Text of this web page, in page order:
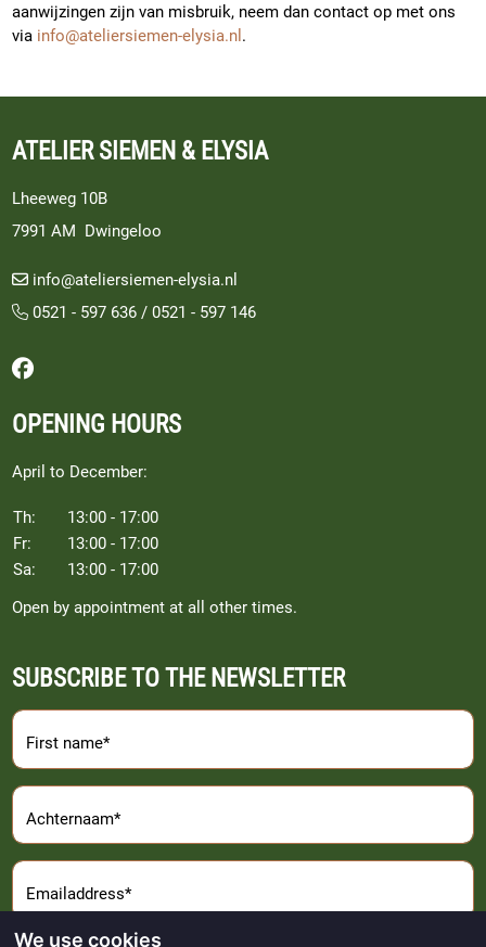
We use cookies
aanwijzingen zijn van misbruik, neem dan contact op met ons
via info@ateliersiemen-elysia.nl .
ATELIER SIEMEN & ELYSIA
Lheeweg 10B
7991 AM Dwingeloo
info@ateliersiemen-elysia.nl
0521 - 597 636 /0521 - 597 146
Follow us on Facebook
OPENING HOURS
April to December:
Th:
13:00 - 17:00
Fr:
13:00 - 17:00
Sa:
13:00 - 17:00
Open by appointment at all other times.
SUBSCRIBE TO THE NEWSLETTER
First name*
Achternaam*
Emailaddress*